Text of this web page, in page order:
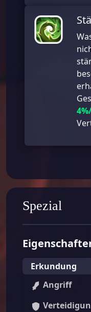
Spezial
Erkundung
Angriff